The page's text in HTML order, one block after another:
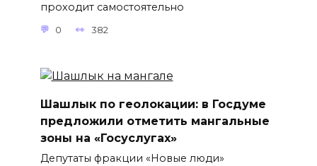
проходит самостоятельно
0 382
Шашлык по геолокации: в Госдуме
предложили отметить мангальные
зоны на «Госуслугах»
Депутаты фракции «Новые люди»